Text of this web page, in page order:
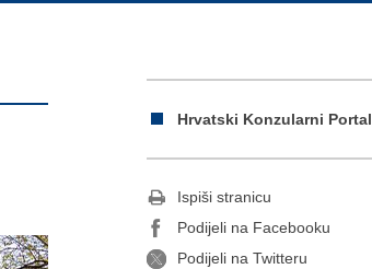
Hrvatski Konzularni Portal
Ispiši stranicu
Podijeli na Facebooku
Podijeli na Twitteru